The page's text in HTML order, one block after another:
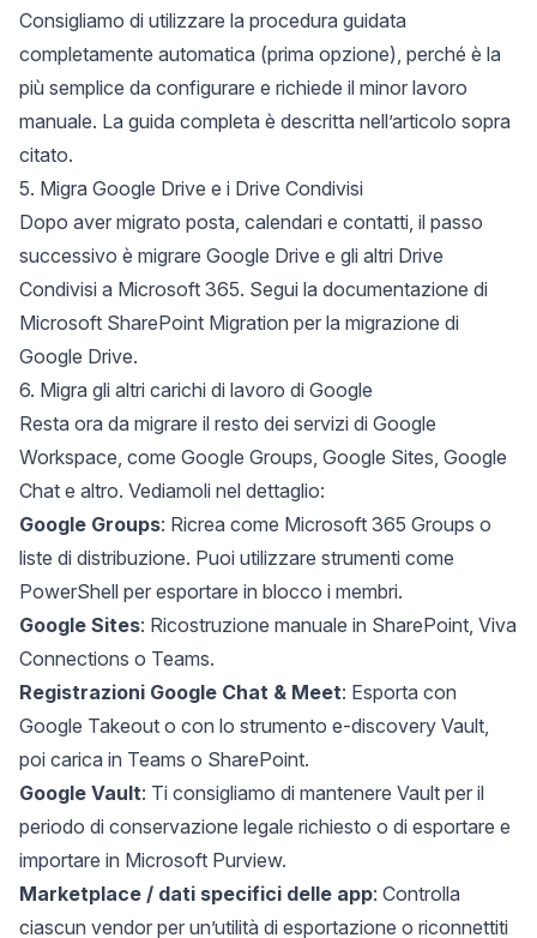
Consigliamo di utilizzare la procedura guidata
completamente automatica (prima opzione), perché è la
più semplice da configurare e richiede il minor lavoro
manuale. La guida completa è descritta nell’articolo sopra
citato.
5. Migra Google Drive e i Drive Condivisi
Dopo aver migrato posta, calendari e contatti, il passo
successivo è migrare Google Drive e gli altri Drive
Condivisi a Microsoft 365. Segui la documentazione di
Microsoft SharePoint Migration per la migrazione di
Google Drive.
6. Migra gli altri carichi di lavoro di Google
Resta ora da migrare il resto dei servizi di Google
Workspace, come Google Groups, Google Sites, Google
Chat e altro. Vediamoli nel dettaglio:
Google Groups: Ricrea come Microsoft 365 Groups o
liste di distribuzione. Puoi utilizzare strumenti come
PowerShell per esportare in blocco i membri.
Google Sites: Ricostruzione manuale in SharePoint, Viva
Connections o Teams.
Registrazioni Google Chat & Meet: Esporta con
Google Takeout o con lo strumento e-discovery Vault,
poi carica in Teams o SharePoint.
Google Vault: Ti consigliamo di mantenere Vault per il
periodo di conservazione legale richiesto o di esportare e
importare in Microsoft Purview.
Marketplace / dati specifici delle app: Controlla
ciascun vendor per un’utilità di esportazione o riconnettiti